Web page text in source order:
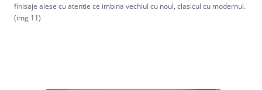
finisaje alese cu atentie ce imbina vechiul cu noul, clasicul cu modernul.
(img 11)